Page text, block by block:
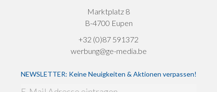
Marktplatz 8
B-4700 Eupen
+32 (0)87 591372
werbung@ge-media.be
NEWSLETTER: Keine Neuigkeiten & Aktionen verpassen!